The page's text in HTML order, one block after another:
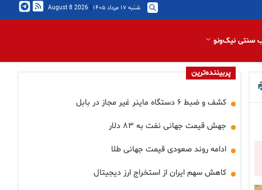
شنبه ۱۷ مرداد ۱۴۰۵ |
2026 August 8
سنتی نیک‌ونو
پربیننده‌ترین
کشف و ضبط ۶ دستگاه ماینر غیر مجاز در بابل
جهش قیمت جهانی نفت به ۸۳ دلار
ادامه روند صعودی قیمت جهانی طلا
کاهش سهم ایران از استخراج ارز دیجیتال